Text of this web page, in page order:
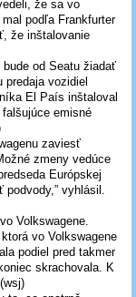
že sa vo
podľa Frankfurter
že inštalovanie
od Seatu žiadať
vozidiel
El País inštaloval
emisné
zaviesť
zmeny vedúce
Európskej
podvody,” vyhlásil.
Volkswagene.
vo Volkswagene
podiel pred takmer
skrachovala. K